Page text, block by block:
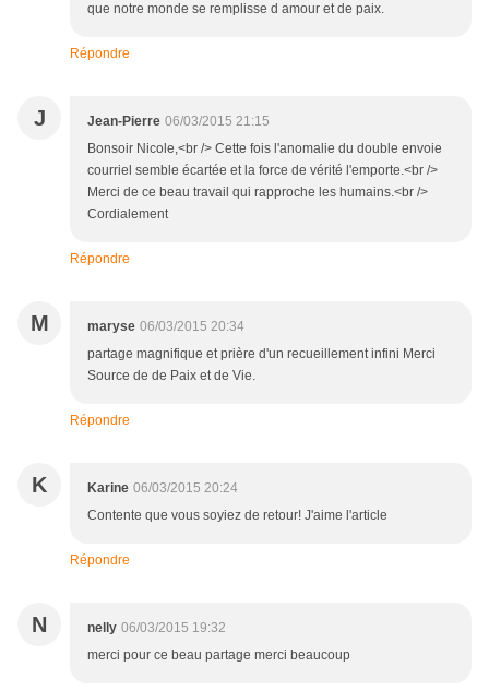
que notre monde se remplisse d amour et de paix.
Répondre
J Jean-Pierre 06/03/2015 21:15
Bonsoir Nicole,<br /> Cette fois l'anomalie du double envoie
courriel semble écartée et la force de vérité l'emporte.<br />
Merci de ce beau travail qui rapproche les humains.<br />
Cordialement
Répondre
M maryse 06/03/2015 20:34
partage magnifique et prière d'un recueillement infini Merci
Source de de Paix et de Vie.
Répondre
K Karine 06/03/2015 20:24
Contente que vous soyiez de retour! J'aime l'article
Répondre
N nelly 06/03/2015 19:32
merci pour ce beau partage merci beaucoup